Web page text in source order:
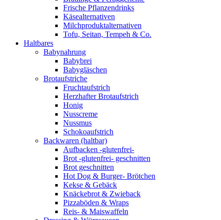
Frische Pflanzendrinks
Käsealternativen
Milchproduktalternativen
Tofu, Seitan, Tempeh & Co.
Haltbares
Babynahrung
Babybrei
Babygläschen
Brotaufstriche
Fruchtaufstrich
Herzhafter Brotaufstrich
Honig
Nusscreme
Nussmus
Schokoaufstrich
Backwaren (haltbar)
Aufbacken -glutenfrei-
Brot -glutenfrei- geschnitten
Brot geschnitten
Hot Dog & Burger- Brötchen
Kekse & Gebäck
Knäckebrot & Zwieback
Pizzaböden & Wraps
Reis- & Maiswaffeln